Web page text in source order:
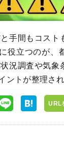
手間もコスト
役立つのが
況調査や気
ントが整理され
URL